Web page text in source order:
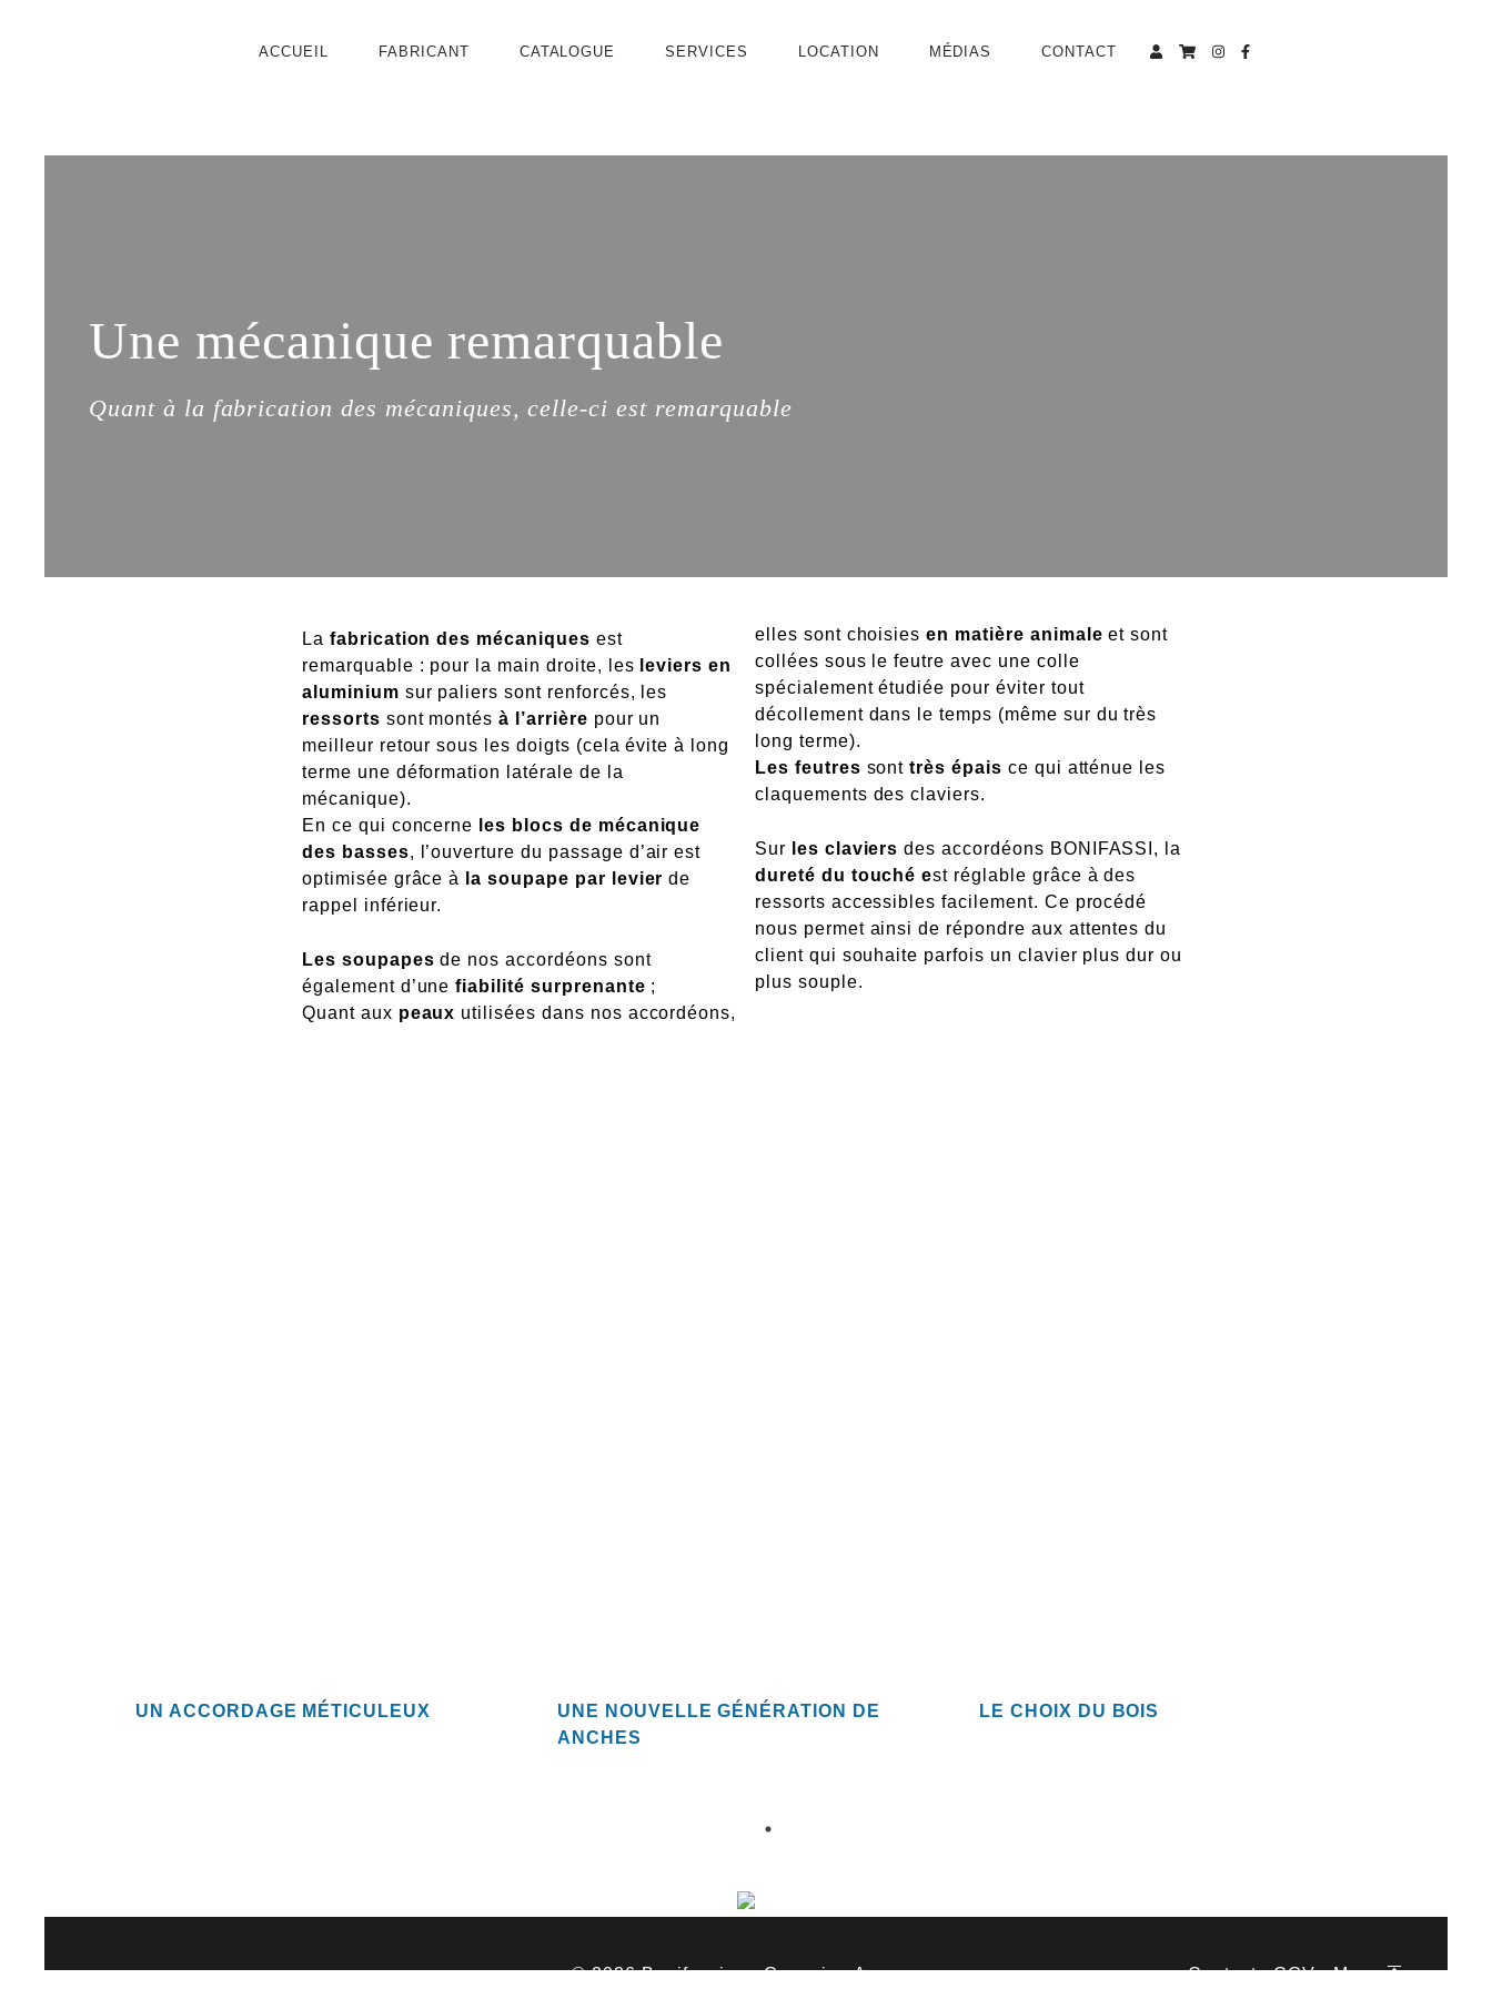
ACCUEIL FABRICANT CATALOGUE SERVICES LOCATION MÉDIAS CONTACT
Une mécanique remarquable
Quant à la fabrication des mécaniques, celle-ci est remarquable
La fabrication des mécaniques est
remarquable : pour la main droite, les leviers en
aluminium sur paliers sont renforcés, les
ressorts sont montésà l’arrière pour un
meilleur retour sous les doigts (cela évite à long
terme une déformation latérale de la
mécanique).
En ce qui concerne
les blocs de mécanique
des basses, l’ouverture du passage d’air est
optimisée grâce à
la soupape par levier de
rappel inférieur.
Les soupapes de nos accordéons sont
également d’unefiabilité surprenante ;
Quant aux peaux utilisées dans nos accordéons,
elles sont choisiesen matière animale et sont
collées sous le feutre avec une colle
spécialement étudiée pour éviter tout
décollement dans le temps (même sur du très
long terme).
Les feutres sonttrès épais ce qui atténue les
claquements des claviers.
Sur les claviers des accordéons BONIFASSI, la
dureté du touché est réglable grâce à des
ressorts accessibles facilement. Ce procédé
nous permet ainsi de répondre aux attentes du
client qui souhaite parfois un clavier plus dur ou
plus souple.
UN ACCORDAGE MÉTICULEUX
UNE NOUVELLE GÉNÉRATION DE
ANCHES
LE CHOIX DU BOIS
© 2026 Bonifassi parCapucine Agency Contact-CGV-Menu